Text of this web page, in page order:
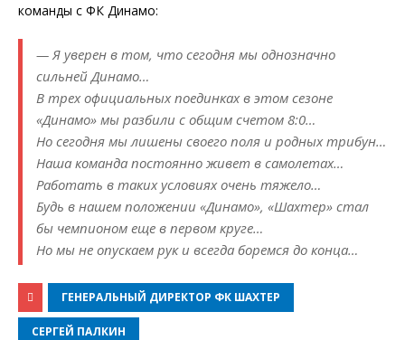
команды с ФК Динамо:
— Я уверен в том, что сегодня мы однозначно
сильней Динамо…
В трех официальных поединках в этом сезоне
«Динамо» мы разбили с общим счетом 8:0…
Но сегодня мы лишены своего поля и родных трибун…
Наша команда постоянно живет в самолетах…
Работать в таких условиях очень тяжело…
Будь в нашем положении «Динамо», «Шахтер» стал
бы чемпионом еще в первом круге…
Но мы не опускаем рук и всегда боремся до конца…
ГЕНЕРАЛЬНЫЙ ДИРЕКТОР ФК ШАХТЕР
СЕРГЕЙ ПАЛКИН